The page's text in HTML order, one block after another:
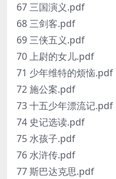
67 三国演义.pdf
68 三剑客.pdf
69 三侠五义.pdf
70 上尉的女儿.pdf
71 少年维特的烦恼.pdf
72 施公案.pdf
73 十五少年漂流记.pdf
74 史记选读.pdf
75 水孩子.pdf
76 水浒传.pdf
77 斯巴达克思.pdf